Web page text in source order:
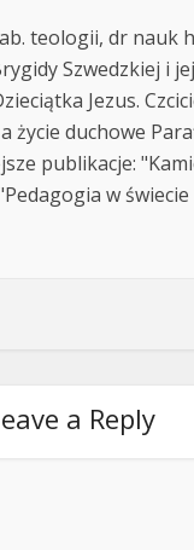
teologii, dr nauk
Szwedzkiej i
Jezus.
życie duchowe
publikacje:
w
a Reply